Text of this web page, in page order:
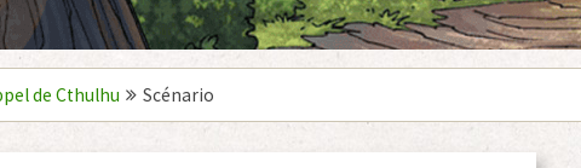
de Cthulhu Scénario